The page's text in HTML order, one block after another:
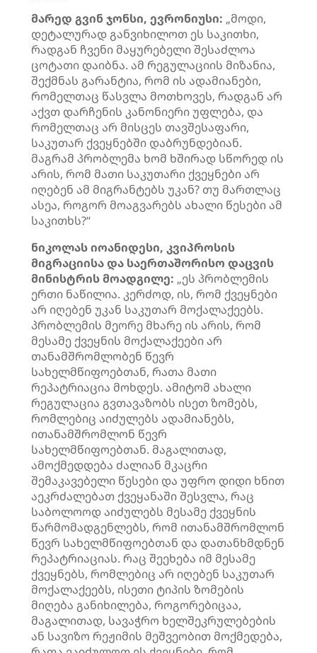
მარედ გვინ ჯონსი, ევრონიუსი: „მოდი,
დეტალურად განვიხილოთ ეს საკითხი,
რადგან ჩვენი მაყურებელი შესაძლოა
ცოტათი დაიბნა. ამ რეგულაციის მიზანია,
შექმნას გარანტია, რომ ის ადამიანები,
რომელთაც წასვლა მოთხოვეს, რადგან არ
აქვთ დარჩენის კანონიერი უფლება, და
რომელთაც არ მისცეს თავშესაფარი,
საკუთარ ქვეყნებში დაბრუნდებიან.
მაგრამ პრობლემა ხომ ხშირად სწორედ ის
არის, რომ მათი საკუთარი ქვეყნები არ
იღებენ ამ მიგრანტებს უკან? თუ მართლაც
ასეა, როგორ მოაგვარებს ახალი წესები ამ
საკითხს?“
ნიკოლას იოანიდესი, კვიპროსის
მიგრაციისა და საერთაშორისო დაცვის
მინისტრის მოადგილე: „ეს პრობლემის
ერთი ნაწილია. კერძოდ, ის, რომ ქვეყნები
არ იღებენ უკან საკუთარ მოქალაქეებს.
პრობლემის მეორე მხარე ის არის, რომ
მესამე ქვეყნის მოქალაქეები არ
თანამშრომლობენ წევრ
სახელმწიფოებთან, რათა მათი
რეპატრიაცია მოხდეს. ამიტომ ახალი
რეგულაცია გვთავაზობს ისეთ ზომებს,
რომლებიც აიძულებს ადამიანებს,
ითანამშრომლონ წევრ
სახელმწიფოებთან. მაგალითად,
ამოქმედდება ძალიან მკაცრი
შემაკავებელი წესები და უფრო დიდი ხნით
აეკრძალებათ ქვეყანაში შესვლა, რაც
საბოლოოდ აიძულებს მესამე ქვეყნის
წარმომადგენლებს, რომ ითანამშრომლონ
წევრ სახელმწიფოებთან და დათანხმდნენ
რეპატრიაციას. რაც შეეხება იმ მესამე
ქვეყნებს, რომლებიც არ იღებენ საკუთარ
მოქალაქეებს, ისეთი ტიპის ზომების
მიღება განიხილება, როგორებიცაა,
მაგალითად, სავაჭრო ხელშეკრულებების
ან სავიზო რეჟიმის მეშვეობით მოქმედება,